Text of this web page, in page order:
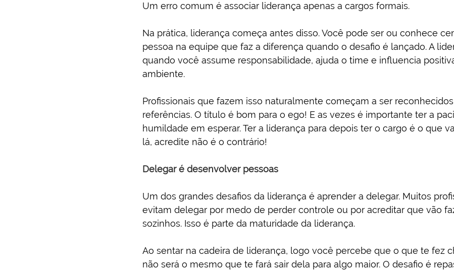
Um erro comum é associar liderança apenas a cargos formais.
Na prática, liderança começa antes disso. Você pode ser ou conhece
pessoa na equipe que faz a diferença quando o desafio é lançado. A
quando você assume responsabilidade, ajuda o time e influencia
ambiente.
Profissionais que fazem isso naturalmente começam a ser
referências. O título é bom para o ego! E as vezes é importante ter a
humildade em esperar. Ter a liderança para depois ter o cargo é o que
lá, acredite não é o contrário!
Delegar é desenvolver pessoas
Um dos grandes desafios da liderança é aprender a delegar. Muitos
evitam delegar por medo de perder controle ou por acreditar que vão
sozinhos. Isso é parte da maturidade da liderança.
Ao sentar na cadeira de liderança, logo você percebe que o que te fez
não será o mesmo que te fará sair dela para algo maior. O desafio é